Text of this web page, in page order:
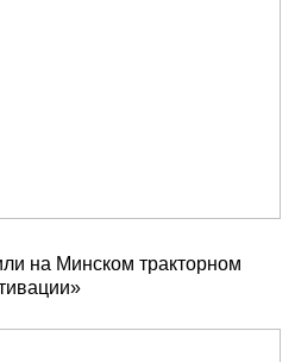
на Минском тракторном